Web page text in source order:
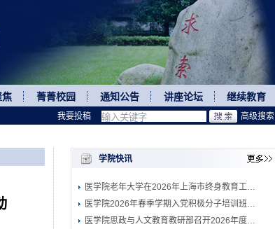
焦 菁菁校园 通知公告 讲座论坛 继续教育
高级搜索
学院快讯
医学院老年大学在2026年上海市终身教育工…
医学院2026年春季学期入党积极分子培训班…
医学院思政与人文教育教研部召开2026年度…
我要投稿